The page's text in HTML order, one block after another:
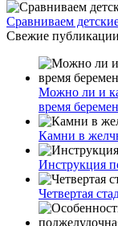
Сравниваем
Свежие публикации
Можно ли и
время
Камни в
Инструкция
Четвертая